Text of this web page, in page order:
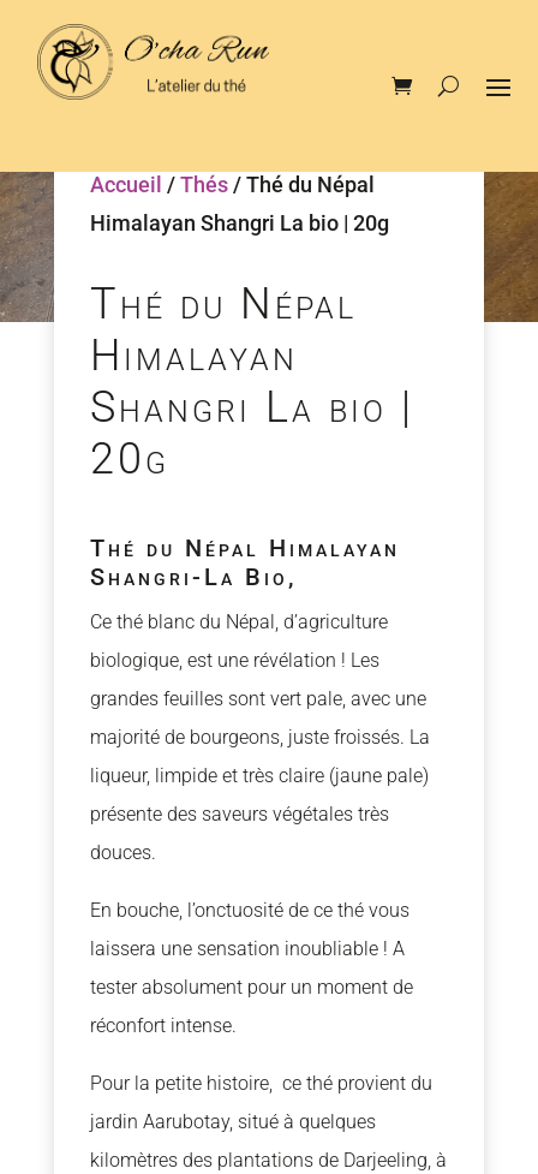
Accueil /Thés/ Thé du Népal
Himalayan Shangri La bio | 20g
Thé du Népal
Himalayan
Shangri La bio |
20g
Thé du Népal Himalayan
Shangri-La Bio,
Ce thé blanc du Népal, d’agriculture
biologique, est une révélation ! Les
grandes feuilles sont vert pale, avec une
majorité de bourgeons, juste froissés. La
liqueur, limpide et très claire (jaune pale)
présente des saveurs végétales très
douces.
En bouche, l’onctuosité de ce thé vous
laissera une sensation inoubliable ! A
tester absolument pour un moment de
réconfort intense.
Pour la petite histoire, ce thé provient du
jardin Aarubotay, situé à quelques
kilomètres des plantations de Darjeeling, à